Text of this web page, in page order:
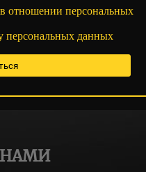
в отношении персональных
персональных данных
НАМИ